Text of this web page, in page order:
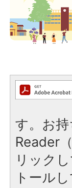
す。お
Reader
リック
トール